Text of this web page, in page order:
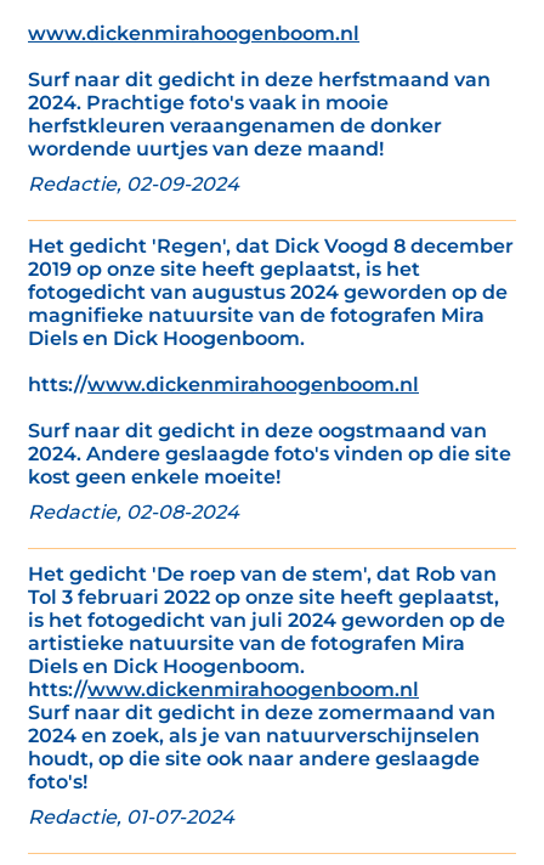
www.dickenmirahoogenboom.nl
Surf naar dit gedicht in deze herfstmaand van
2024. Prachtige foto's vaak in mooie
herfstkleuren veraangenamen de donker
wordende uurtjes van deze maand!
Redactie, 02-09-2024
Het gedicht 'Regen', dat Dick Voogd 8 december
2019 op onze site heeft geplaatst, is het
fotogedicht van augustus 2024 geworden op de
magnifieke natuursite van de fotografen Mira
Diels en Dick Hoogenboom.
htts://www.dickenmirahoogenboom.nl
Surf naar dit gedicht in deze oogstmaand van
2024. Andere geslaagde foto's vinden op die site
kost geen enkele moeite!
Redactie, 02-08-2024
Het gedicht 'De roep van de stem', dat Rob van
Tol 3 februari 2022 op onze site heeft geplaatst,
is het fotogedicht van juli 2024 geworden op de
artistieke natuursite van de fotografen Mira
Diels en Dick Hoogenboom.
htts://www.dickenmirahoogenboom.nl
Surf naar dit gedicht in deze zomermaand van
2024 en zoek, als je van natuurverschijnselen
houdt, op die site ook naar andere geslaagde
foto's!
Redactie, 01-07-2024